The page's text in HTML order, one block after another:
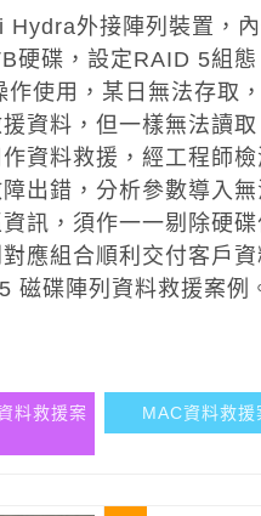
Hydra外接陣列裝置，
硬碟，設定RAID 5組態
作使用，某日無法存取
資料，但一樣無法讀取
資料救援，經工程師
出錯，分析參數導入
訊，須作一一剔除硬
應組合順利交付客戶
磁碟陣列資料救援案例
料救援案
MAC資料救援